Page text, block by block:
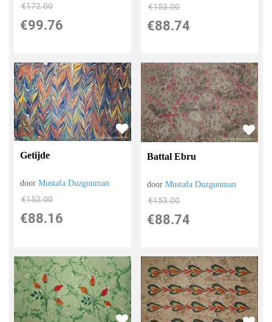
€172.00
€99.76
€153.00
€88.74
Getijde
doorMustafa Duzgunman
€152.00
€88.16
Battal Ebru
doorMustafa Duzgunman
€153.00
€88.74